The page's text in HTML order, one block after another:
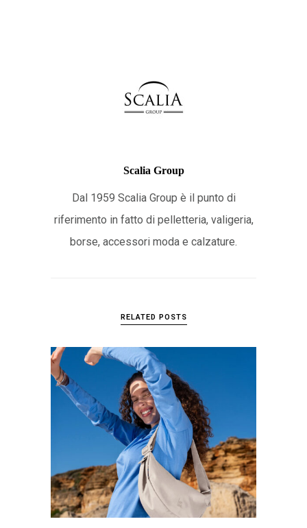
Scalia Group
Dal 1959 Scalia Group è il punto di
riferimento in fatto di pelletteria, valigeria,
borse, accessori moda e calzature.
RELATED POSTS